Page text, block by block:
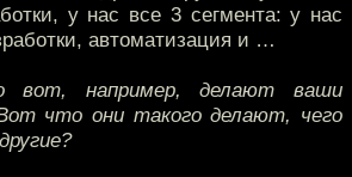
у нас все 3 сегмента: у нас
автоматизация и …
например, делают ваши
что они такого делают, чего